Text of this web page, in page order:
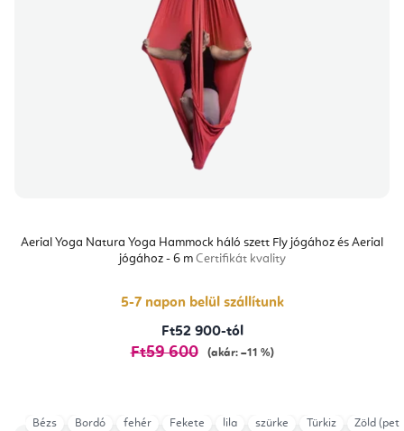
Aerial Yoga Natura Yoga Hammock háló szett Fly jógához és Aerial
jógához - 6 m Certifikát kvality
5-7 napon belül szállítunk
Ft52 900-tól
Ft59 600 (akár: –11 %)
Bézs Bordó fehér Fekete lila szürke Türkiz Zöld